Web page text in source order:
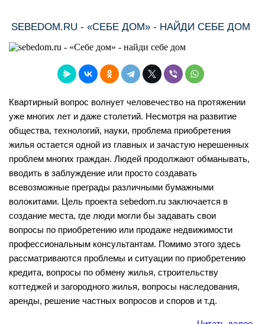
SEBEDOM.RU - «СЕБЕ ДОМ» - НАЙДИ СЕБЕ ДОМ
Квартирный вопрос волнует человечество на протяжении
уже многих лет и даже столетий. Несмотря на развитие
общества, технологий, науки, проблема приобретения
жилья остается одной из главных и зачастую нерешенных
проблем многих граждан. Людей продолжают обманывать,
вводить в заблуждение или просто создавать
всевозможные преграды различными бумажными
волокитами. Цель проекта sebedom.ru заключается в
создание места, где люди могли бы задавать свои
вопросы по приобретению или продаже недвижимости
профессиональным консультантам. Помимо этого здесь
рассматриваются проблемы и ситуации по приобретению
кредита, вопросы по обмену жилья, строительству
коттеджей и загородного жилья, вопросы наследования,
аренды, решение частных вопросов и споров и т.д.